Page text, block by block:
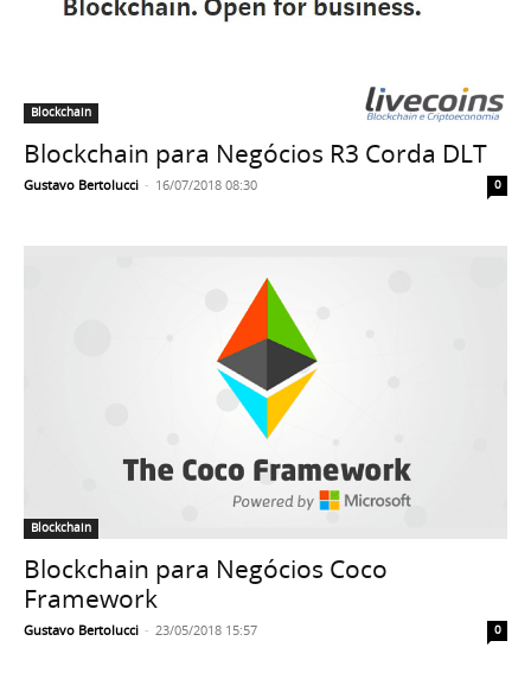
Blockchain
Blockchain para Negócios R3 Corda DLT
Gustavo Bertolucci - 16/07/2018 08:30 0
Blockchain
Blockchain para Negócios Coco
Framework
Gustavo Bertolucci - 23/05/2018 15:57 0